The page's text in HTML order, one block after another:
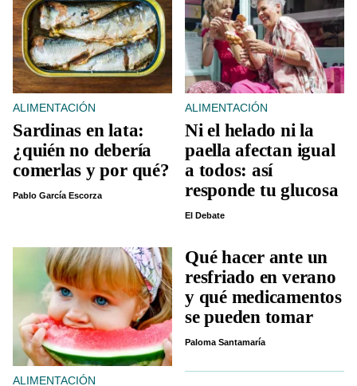
ALIMENTACIÓN
Sardinas en lata:
¿quién no debería
comerlas y por qué?
Pablo García Escorza
ALIMENTACIÓN
Ni el helado ni la
paella afectan igual
a todos: así
responde tu glucosa
El Debate
ALIMENTACIÓN
Qué hacer ante un
resfriado en verano
y qué medicamentos
se pueden tomar
Paloma Santamaría